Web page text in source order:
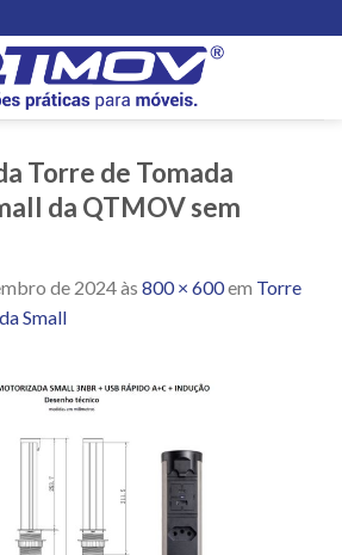
Torre de Tomada
da QTMOV sem
de 2024às 800 × 600em Torre
Small